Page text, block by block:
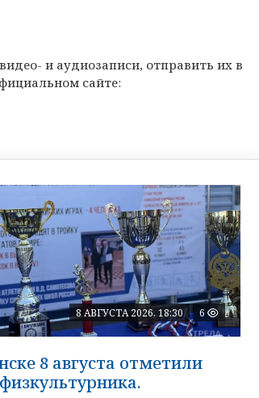
и аудиозаписи, отправить их в
сайте:
8 АВГУСТА 2026, 18:30 6
8 августа отметили